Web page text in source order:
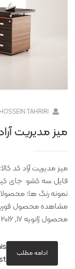
HOSSEIN TAHRIRI
میز مدیریت
محصول ژانویه 17, 2016 میز مدیریتی
ادامه مطلب